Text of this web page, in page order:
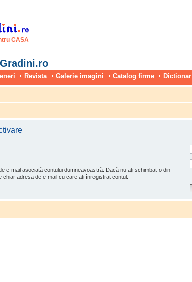
CASA
Revista Galerie imagini Catalog firme Dictionar
e-mail asociată contului dumneavoastră. Dacă nu aţi schimbat-o din
chiar adresa de e-mail cu care aţi înregistrat contul.